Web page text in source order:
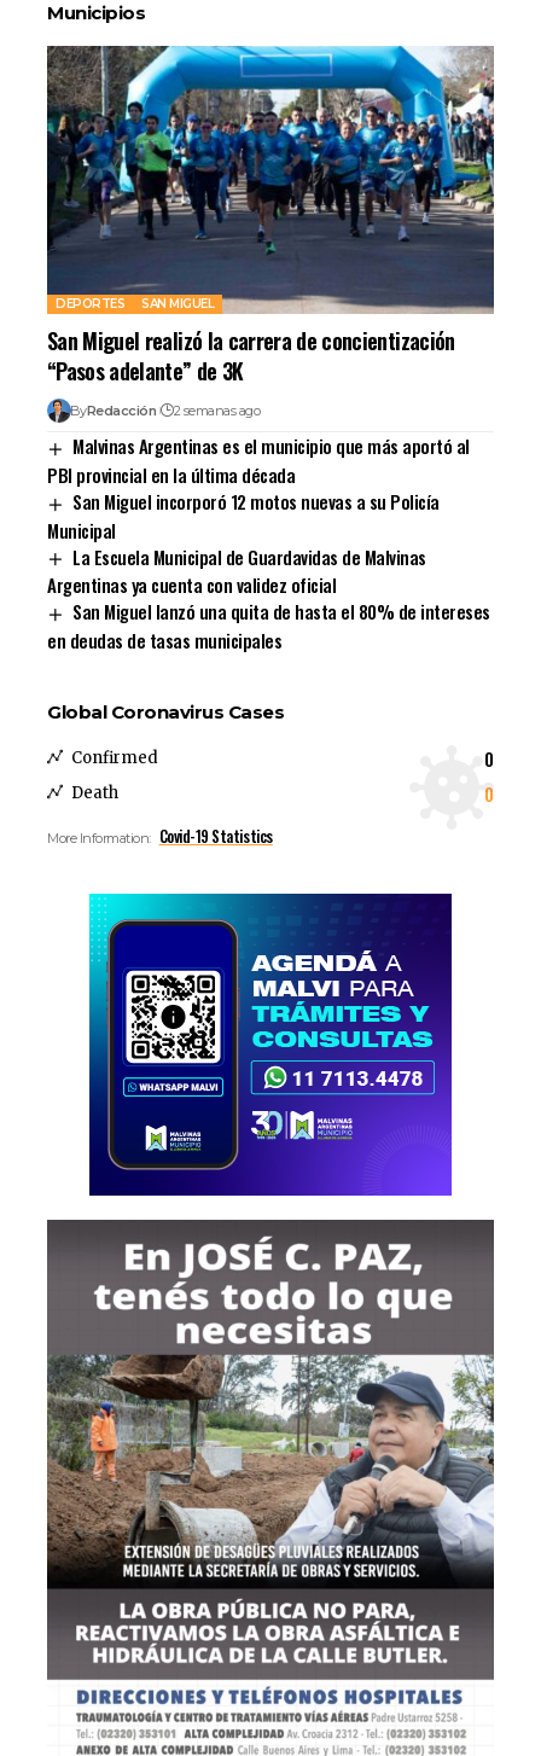
Municipios
DEPORTES SAN MIGUEL
San Miguel realizó la carrera de concientización
“Pasos adelante” de 3K
ByRedacción 2 semanas ago
Malvinas Argentinas es el municipio que más aportó al
PBI provincial en la última década
San Miguel incorporó 12 motos nuevas a su Policía
Municipal
La Escuela Municipal de Guardavidas de Malvinas
Argentinas ya cuenta con validez oficial
San Miguel lanzó una quita de hasta el 80% de intereses
en deudas de tasas municipales
Global Coronavirus Cases
Confirmed 0
Death 0
More Information: Covid-19 Statistics